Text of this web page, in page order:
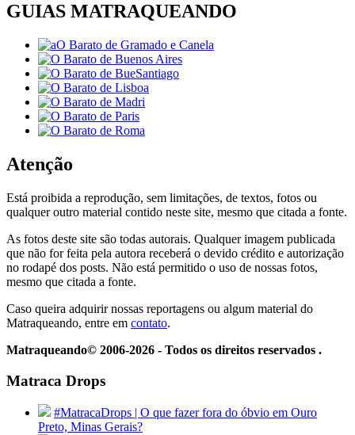
GUIAS MATRAQUEANDO
Atenção
Está proibida a reprodução, sem limitações, de textos, fotos ou
qualquer outro material contido neste site, mesmo que citada a fonte.
As fotos deste site são todas autorais. Qualquer imagem publicada
que não for feita pela autora receberá o devido crédito e autorização
no rodapé dos posts. Não está permitido o uso de nossas fotos,
mesmo que citada a fonte.
Caso queira adquirir nossas reportagens ou algum material do
Matraqueando, entre em contato.
Matraqueando© 2006-2026 - Todos os direitos reservados .
Matraca Drops
#MatracaDrops | O que fazer fora do óbvio em Ouro
Preto, Minas Gerais?